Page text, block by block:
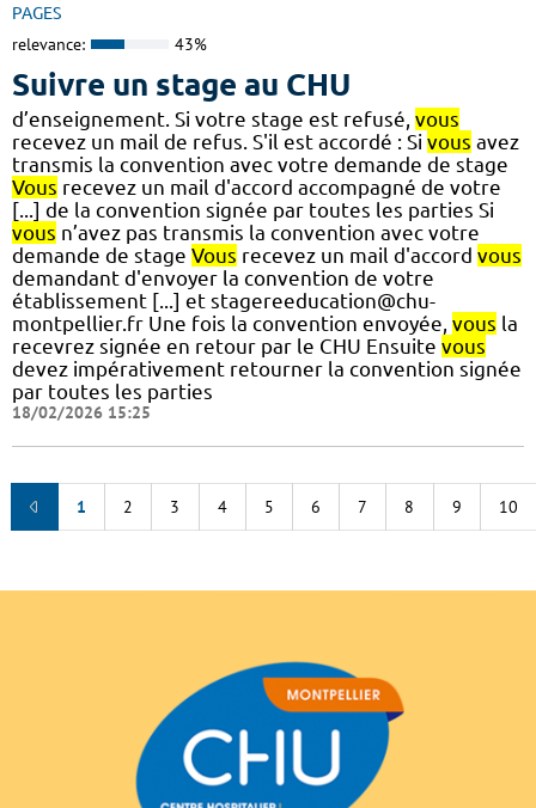
PAGES
relevance: 43%
Suivre un stage au CHU
d’enseignement. Si votre stage est refusé, vous
recevez un mail de refus. S'il est accordé : Si vous avez
transmis la convention avec votre demande de stage
Vous recevez un mail d'accord accompagné de votre
[...] de la convention signée par toutes les parties Si
vous n’avez pas transmis la convention avec votre
demande de stage Vous recevez un mail d'accord vous
demandant d'envoyer la convention de votre
établissement [...] et stagereeducation@chu-
montpellier.fr Une fois la convention envoyée, vous la
recevrez signée en retour par le CHU Ensuite vous
devez impérativement retourner la convention signée
par toutes les parties
18/02/2026 15:25
1 2 3 4 5 6 7 8 9 10